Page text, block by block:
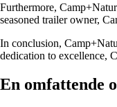
Furthermore,
seasoned trailer owner,
In conclusion,
dedication to excellence,
En omfattende